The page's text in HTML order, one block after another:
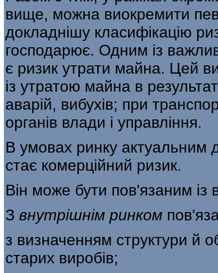
вище, мож­на виокремити
докладнішу класифікацію
господарює. Одним із
є ризик утрати майна. Цей
із утратою майна в
аварій, вибухів; при
органів влади і управління.
В умовах ринку актуальним
стає ко­мерційний ризик.
Він може бути пов'язаним із
З внутрішнім ринком
з визначенням структури й
старих ви­робів;